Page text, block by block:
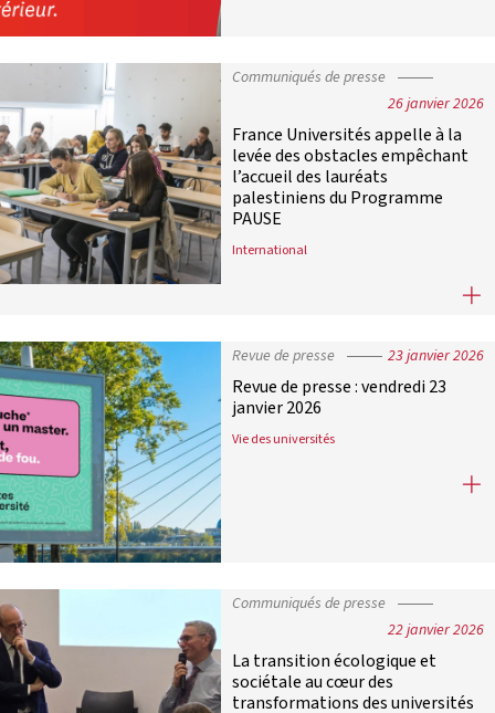
Communiqués de presse
26 janvier 2026
France Universités appelle à la
levée des obstacles empêchant
l’accueil des lauréats
palestiniens du Programme
PAUSE
International
France Universités appelle à la
Revue de presse 23 janvier 2026
Revue de presse : vendredi 23
janvier 2026
Vie des universités
Revue de presse : vendredi 23
Communiqués de presse
22 janvier 2026
La transition écologique et
sociétale au cœur des
transformations des universités